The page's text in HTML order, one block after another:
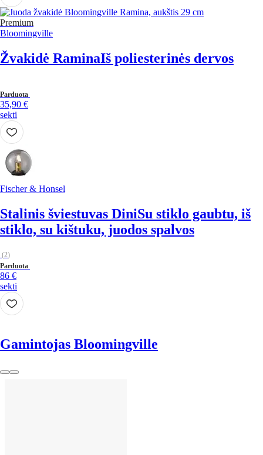
Premium
Bloomingville
Žvakidė RaminaIš poliesterinės dervos
Parduota
35,90 €
sekti
Fischer & Honsel
Stalinis šviestuvas DiniSu stiklo gaubtu, iš
stiklo, su kištuku, juodos spalvos
(2)
Parduota
86 €
sekti
Gamintojas Bloomingville